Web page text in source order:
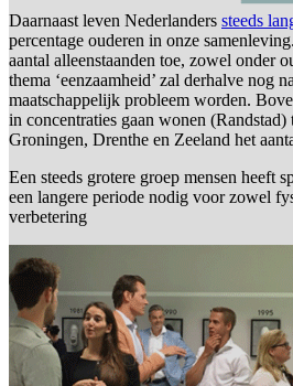
Daarnaast leven Nederlanders steeds
percentage ouderen in onze
aantal alleenstaanden toe, zowel onder
thema ‘eenzaamheid’ zal derhalve nog
maatschappelijk probleem worden.
in concentraties gaan wonen
Groningen, Drenthe en Zeeland het
Een steeds grotere groep mensen heeft
een langere periode nodig voor zowel
verbetering